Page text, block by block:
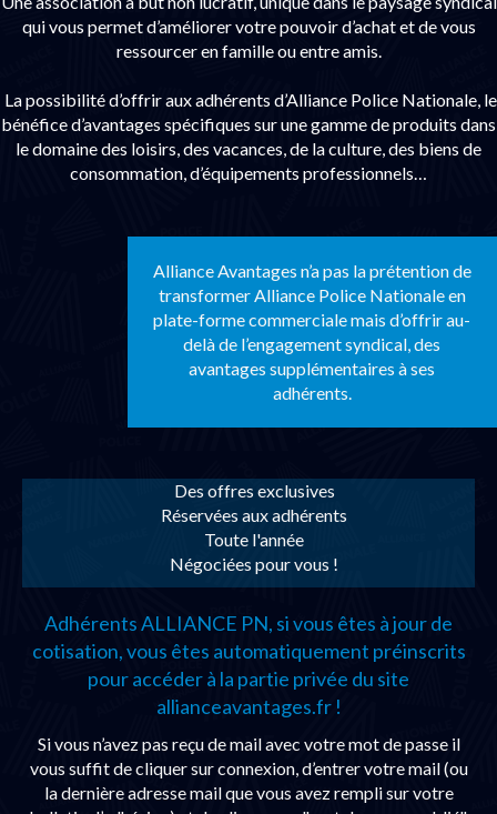
qui vous permet d’améliorer votre pouvoir d’achat et de vous
ressourcer en famille ou entre amis.
La possibilité d’offrir aux adhérents d’Alliance Police Nationale, le
bénéfice d’avantages spécifiques sur une gamme de produits dans
le domaine des loisirs, des vacances, de la culture, des biens de
consommation, d’équipements professionnels…
Alliance Avantages n’a pas la prétention de
transformer Alliance Police Nationale en
plate-forme commerciale mais d’offrir au-
delà de l’engagement syndical, des
avantages supplémentaires à ses
adhérents.
Des offres exclusives
Réservées aux adhérents
Toute l'année
Négociées pour vous !
Adhérents ALLIANCE PN, si vous êtes à jour de
cotisation, vous êtes automatiquement préinscrits
pour accéder à la partie privée du site
allianceavantages.fr !
Si vous n’avez pas reçu de mail avec votre mot de passe il
vous suffit de cliquer sur connexion, d’entrer votre mail (ou
la dernière adresse mail que vous avez rempli sur votre